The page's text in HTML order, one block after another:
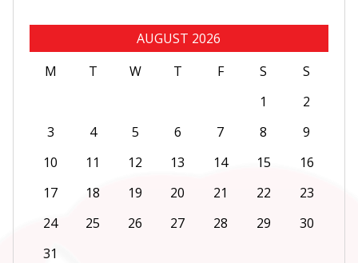
AUGUST 2026
M
T W T F S
S
1
2
3
4 5 6 7 8
9
10
11 12 13 14 15
16
17
18 19 20 21 22
23
24
25 26 27 28 29
30
31